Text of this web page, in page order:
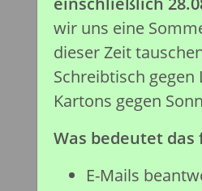
wir uns eine
dieser Zeit
Schreibtisch gegen
Kartons gegen
Was bedeutet das
E-Mails